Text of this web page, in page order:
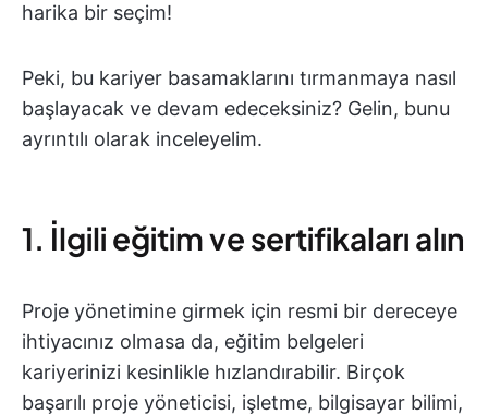
harika bir seçim!
Peki, bu kariyer basamaklarını tırmanmaya nasıl
başlayacak ve devam edeceksiniz? Gelin, bunu
ayrıntılı olarak inceleyelim.
1. İlgili eğitim ve sertifikaları alın
Proje yönetimine girmek için resmi bir dereceye
ihtiyacınız olmasa da, eğitim belgeleri
kariyerinizi kesinlikle hızlandırabilir. Birçok
başarılı proje yöneticisi, işletme, bilgisayar bilimi,